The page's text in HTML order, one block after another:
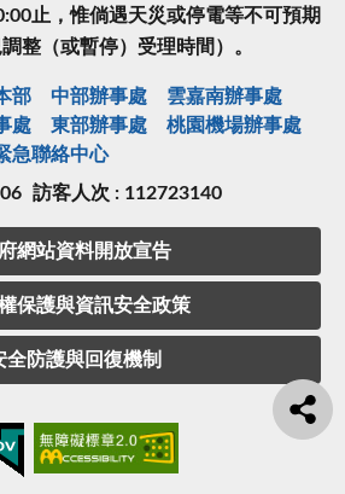
止，惟倘遇天災或停電等不可預期
整（或暫停）受理時間）。
部 中部辦事處
雲嘉南辦事處
處
東部辦事處
桃園機場辦事處
急聯絡中⼼
訪客人次 : 112723140
網站資料開放宣告
保護與資訊安全政策
全防護與回復機制